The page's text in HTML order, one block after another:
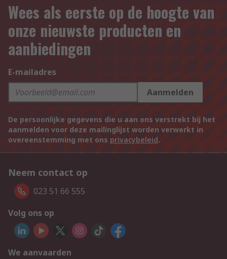
Wees als eerste op de hoogte van
onze nieuwste producten en
aanbiedingen
E-mailadres
Aanmelden
De persoonlijke gegevens die u aan ons verstrekt bij het
aanmelden voor deze mailinglijst worden verwerkt in
overeenstemming met ons privacybeleid.
Neem contact op
023 51 66 555
Volg ons op
We aanvaarden